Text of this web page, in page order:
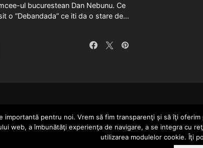
ul bucurestean Dan Nebunu. Ce
o ”Debandada” ce iti da o stare de…
by HIPHOPLIVE ENTERTAINMENT SRL
importantă pentru noi. Vrem să fim transparenţi și să îţi
web, a îmbunătăţi experienţa de navigare, a se integra cu
utilizarea modulelor cookie. Îţi